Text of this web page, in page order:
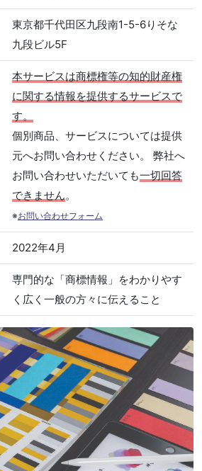
東京都千代田区九段南1-5-6りそな
九段ビル5F
本サービスは商標権等の知的財産権
に関する情報を提供するサービスで
す。
個別商品、サービスについては提供
元へお問い合わせください。 弊社へ
お問い合わせいただいても一切回答
できません。
※お問い合わせフォーム
2022年4月
専門的な「商標情報」をわかりやす
く広く一般の方々に伝えること